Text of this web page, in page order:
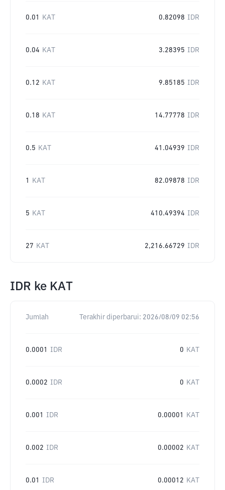
0.01 KAT 0.82098 IDR
0.04 KAT 3.28395 IDR
0.12 KAT 9.85185 IDR
0.18 KAT 14.77778 IDR
0.5 KAT 41.04939 IDR
1 KAT 82.09878 IDR
5 KAT 410.49394 IDR
27 KAT 2,216.66729 IDR
IDR ke KAT
Jumlah Terakhir diperbarui: 2026/08/09 02:56
0.0001 IDR 0 KAT
0.0002 IDR 0 KAT
0.001 IDR 0.00001 KAT
0.002 IDR 0.00002 KAT
0.01 IDR 0.00012 KAT